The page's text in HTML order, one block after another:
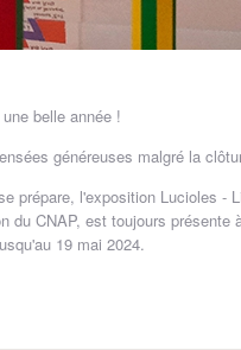
belle année !
généreuses malgré la
prépare, l'exposition Lucioles -
du CNAP, est toujours présente
19 mai 2024.